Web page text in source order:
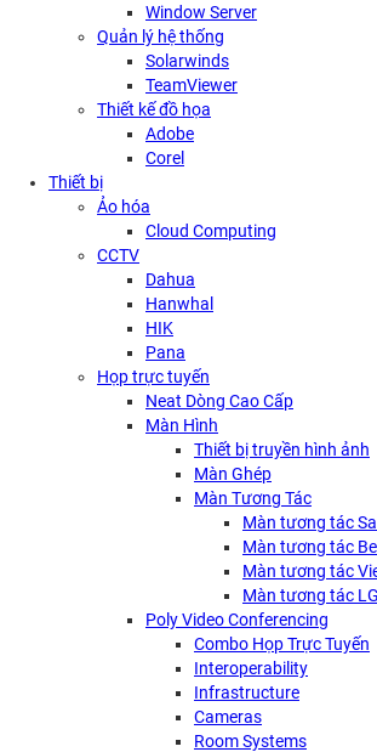
Window Server
Quản lý hệ thống
Solarwinds
TeamViewer
Thiết kế đồ họa
Adobe
Corel
Thiết bị
Ảo hóa
Cloud Computing
CCTV
Dahua
Hanwhal
HIK
Pana
Họp trực tuyến
Neat Dòng Cao Cấp
Màn Hình
Thiết bị truyền hình ảnh
Màn Ghép
Màn Tương Tác
Màn tương tác
Màn tương tác
Màn tương tác
Màn tương tác LG
Poly Video Conferencing
Combo Họp Trực Tuyến
Interoperability
Infrastructure
Cameras
Room Systems